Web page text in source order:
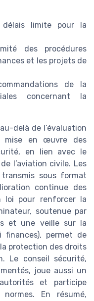
limite pour la
des procédures
et les projets de
de la
concernant la
delà de l’évaluation
mise en œuvre des
en lien avec le
l’aviation civile. Les
transmis sous format
continue des
loi pour renforcer la
soutenue par
et une veille sur la
finances), permet de
protection des droits
Le conseil sécurité,
joue aussi un
et participe
En résumé,